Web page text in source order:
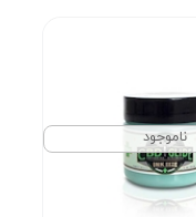
ناموجود